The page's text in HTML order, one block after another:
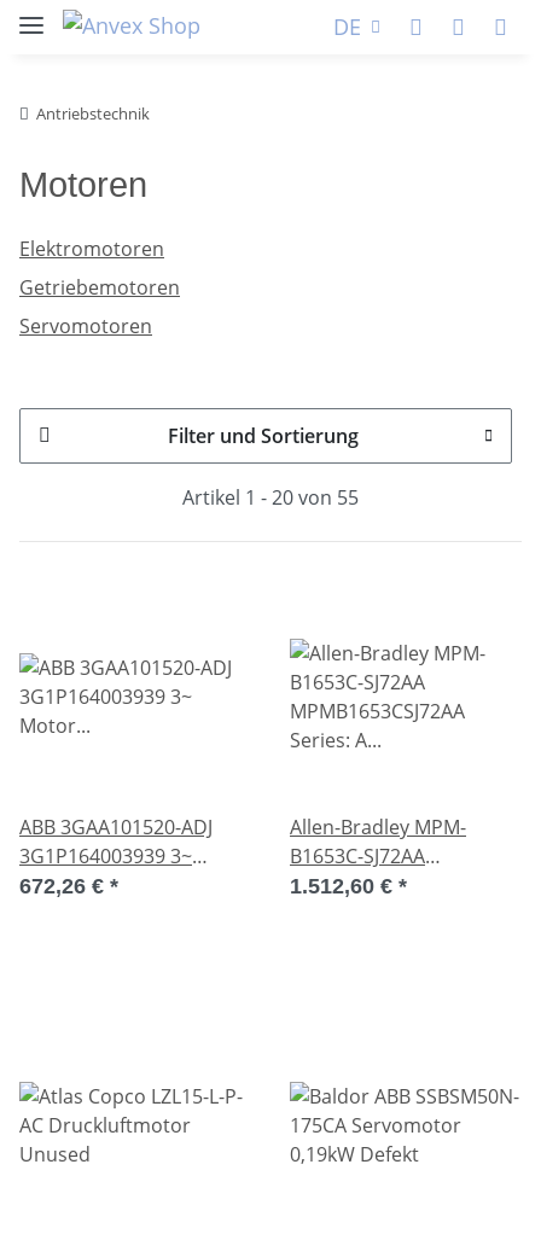
DE
Antriebstechnik
Motoren
Elektromotoren
Getriebemotoren
Servomotoren
Filter und Sortierung
Artikel 1 - 20 von 55
ABB 3GAA101520-ADJ
3G1P164003939 3~
Motor Kurzschlussmotor
672,26 € *
Allen-Bradley MPM-
B1653C-SJ72AA
MPMB1653CSJ72AA
1.512,60 € *